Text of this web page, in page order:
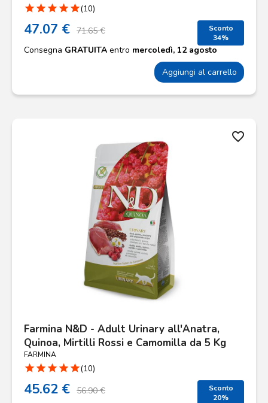
star star star star star(10)
47.07 € 71.65 €
Sconto
34%
Consegna GRATUITA entro mercoledì, 12 agosto
Aggiungi al carrello
favorite_border
Farmina N&D - Adult Urinary all'Anatra,
Quinoa, Mirtilli Rossi e Camomilla da 5 Kg
FARMINA
star star star star star(10)
45.62 € 56.90 €
Sconto
20%